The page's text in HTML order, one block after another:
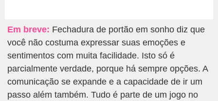
Em breve: Fechadura de portão em sonho diz que
você não costuma expressar suas emoções e
sentimentos com muita facilidade. Isto só é
parcialmente verdade, porque há sempre opções. A
comunicação se expande e a capacidade de ir um
passo além também. Tudo é parte de um jogo no